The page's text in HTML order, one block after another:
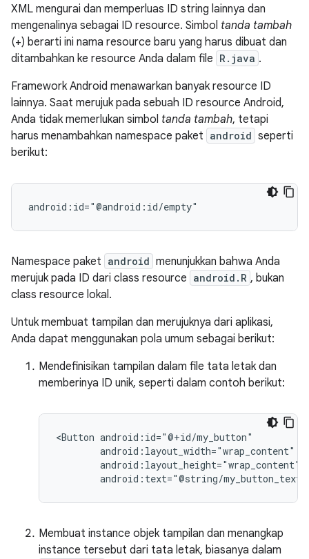
XML mengurai dan memperluas ID string lainnya dan
mengenalinya sebagai ID resource. Simbol tanda tambah
(+) berarti ini nama resource baru yang harus dibuat dan
ditambahkan ke resource Anda dalam file R.java .
Framework Android menawarkan banyak resource ID
lainnya. Saat merujuk pada sebuah ID resource Android,
Anda tidak memerlukan simbol tanda tambah, tetapi
harus menambahkan namespace paket android seperti
berikut:
android:id="@android:id/empty"
Namespace paket android menunjukkan bahwa Anda
merujuk pada ID dari class resource android.R , bukan
class resource lokal.
Untuk membuat tampilan dan merujuknya dari aplikasi,
Anda dapat menggunakan pola umum sebagai berikut:
Mendefinisikan tampilan dalam file tata letak dan
memberinya ID unik, seperti dalam contoh berikut:
<Button
android:text="@string/
Membuat instance objek tampilan dan menangkap
instance tersebut dari tata letak, biasanya dalam